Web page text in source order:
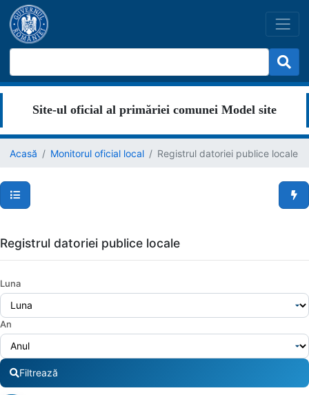
Site-ul oficial al primăriei comunei Model site
Acasă Monitorul oficial local Registrul datoriei publice locale
Secțiuni pagină
Registrul datoriei publice locale
Luna
An
Filtrează